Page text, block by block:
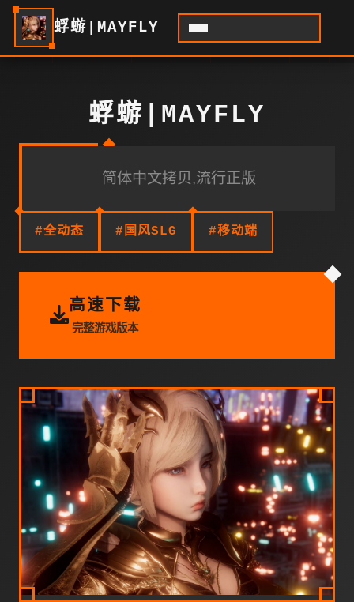
蜉蝣|MAYFLY
蜉蝣|MAYFLY
简体中文拷贝,流行正版
#全动态 #国风SLG #移动端
高速下载
完整游戏版本